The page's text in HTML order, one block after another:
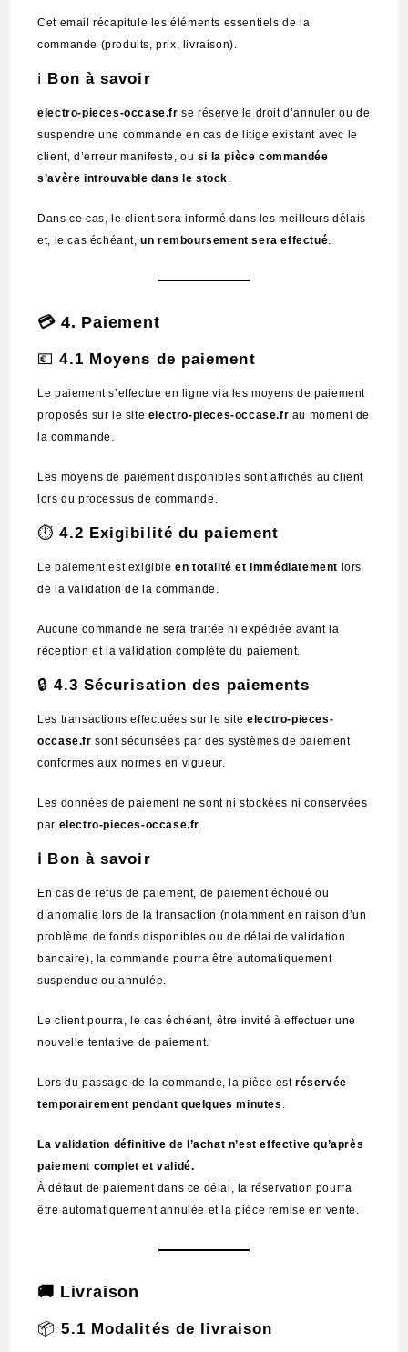
Cet email récapitule les éléments essentiels de la
commande (produits, prix, livraison).
ℹ️ Bon à savoir
electro-pieces-occase.fr se réserve le droit d’annuler ou de
suspendre une commande en cas de litige existant avec le
client, d’erreur manifeste, ou si la pièce commandée
s’avère introuvable dans le stock.
Dans ce cas, le client sera informé dans les meilleurs délais
et, le cas échéant,un remboursement sera effectué.
💳 4. Paiement
💶 4.1 Moyens de paiement
Le paiement s’effectue en ligne via les moyens de paiement
proposés sur le site electro-pieces-occase.fr au moment de
la commande.
Les moyens de paiement disponibles sont affichés au client
lors du processus de commande.
⏱️4.2 Exigibilité du paiement
Le paiement est exigibleen totalité et immédiatement lors
de la validation de la commande.
Aucune commande ne sera traitée ni expédiée avant la
réception et la validation complète du paiement.
🔒 4.3 Sécurisation des paiements
Les transactions effectuées sur le siteelectro-pieces-
occase.fr sont sécurisées par des systèmes de paiement
conformes aux normes en vigueur.
Les données de paiement ne sont ni stockées ni conservées
par electro-pieces-occase.fr.
ℹ️ Bon à savoir
En cas de refus de paiement, de paiement échoué ou
d’anomalie lors de la transaction (notamment en raison d’un
problème de fonds disponibles ou de délai de validation
bancaire), la commande pourra être automatiquement
suspendue ou annulée.
Le client pourra, le cas échéant, être invité à effectuer une
nouvelle tentative de paiement.
Lors du passage de la commande, la pièce estréservée
temporairement pendant quelques minutes .
La validation définitive de l’achat n’est effective qu’après
paiement complet et validé.
À défaut de paiement dans ce délai, la réservation pourra
être automatiquement annulée et la pièce remise en vente.
🚚 Livraison
📦 5.1 Modalités de livraison